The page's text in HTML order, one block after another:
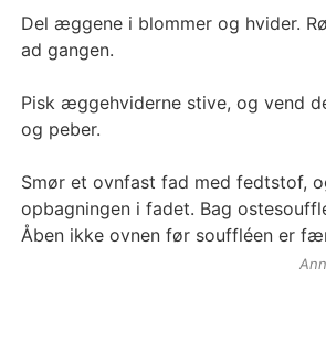
Del æggene i blommer og hvider.
ad gangen.
Pisk æggehviderne stive, og vend
og peber.
Smør et ovnfast fad med fedtstof,
opbagningen i fadet. Bag
Åben ikke ovnen før souffléen er